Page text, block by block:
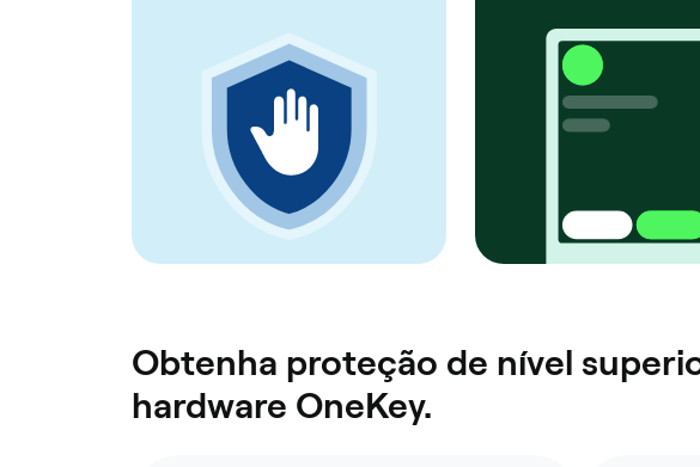
Obtenha proteção de nível
hardware OneKey.